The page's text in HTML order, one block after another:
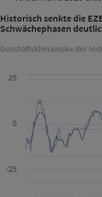
Historisch senkte die
Schwächephasen
Geschäftsklimaindex der
-25
0
25